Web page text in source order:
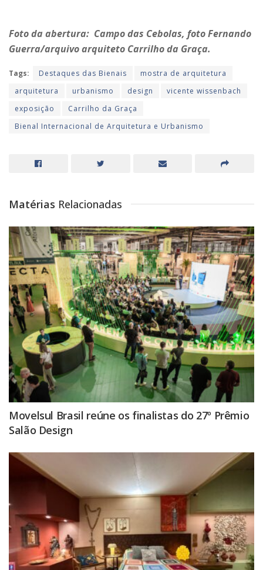
Foto da abertura: Campo das Cebolas, foto Fernando
Guerra/arquivo arquiteto Carrilho da Graça.
Tags: Destaques das Bienais
mostra de arquitetura
arquitetura
urbanismo design
vicente wissenbach
exposição
Carrilho da Graça
Bienal Internacional de Arquitetura e Urbanismo
Matérias Relacionadas
Movelsul Brasil reúne os finalistas do 27º Prêmio
Salão Design